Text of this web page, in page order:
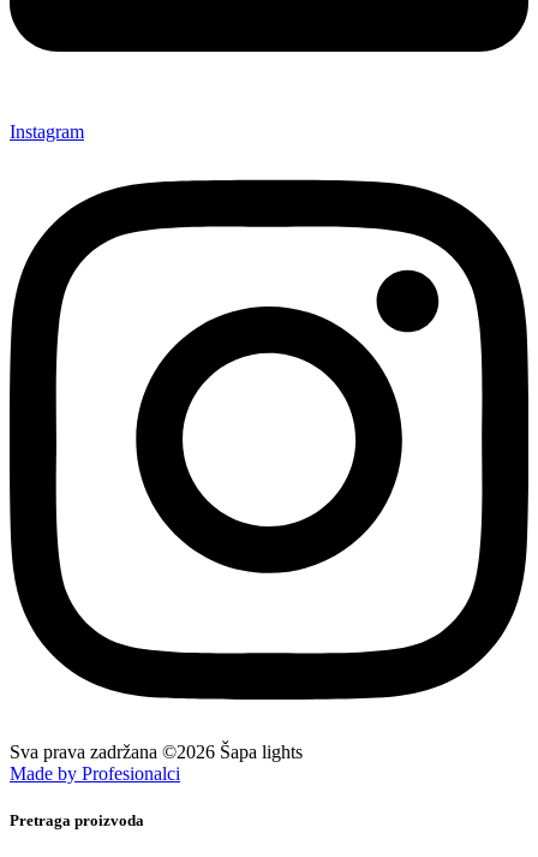
Instagram
Sva prava zadržana ©2026 Šapa lights
Made by Profesionalci
Pretraga proizvoda